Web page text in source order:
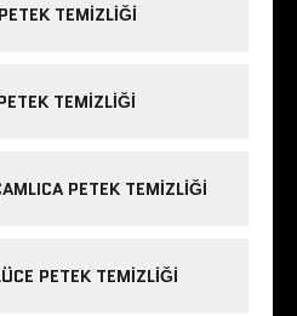
TEMIZLIĞI
TEMIZLIĞI
PETEK TEMIZLIĞI
PETEK TEMIZLIĞI